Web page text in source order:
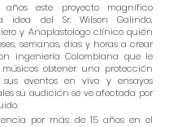
años este proyecto magnífico
idea del Sr. Wilson Galindo,
y Anaplastologo clínico quién
semanas, días y horas a crear
ingeniería Colombiana que le
obtener una protección
eventos en vivo y ensayos
su audición se ve afectada por
por más de 15 años en el